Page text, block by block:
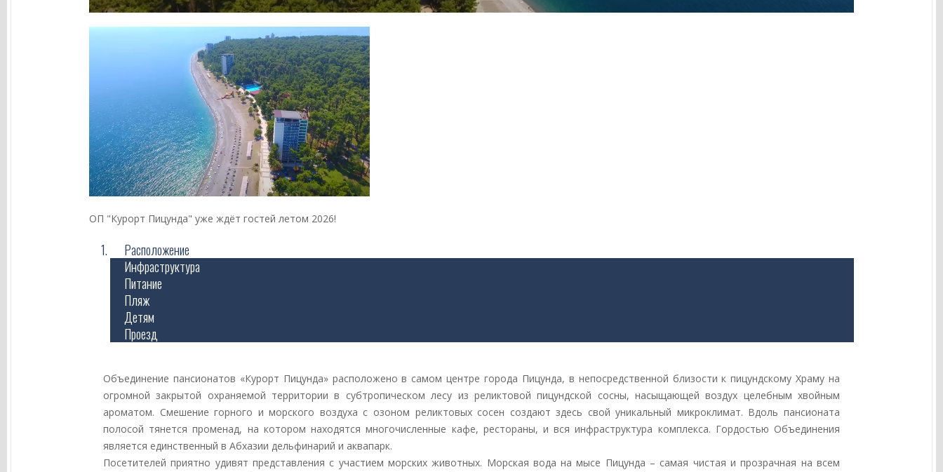
ОП "Курорт Пицунда" уже ждёт гостей летом 2026!
Расположение
Инфраструктура
Питание
Пляж
Детям
Проезд
Объединение пансионатов «Курорт Пицунда» расположено в самом центре города Пицунда, в непосредственной близости к пицундскому Храму на
огромной закрытой охраняемой территории в субтропическом лесу из реликтовой пицундской сосны, насыщающей воздух целебным хвойным
ароматом. Смешение горного и морского воздуха с озоном реликтовых сосен создают здесь свой уникальный микроклимат. Вдоль пансионата
полосой тянется променад, на котором находятся многочисленные кафе, рестораны, и вся инфраструктура комплекса. Гордостью Объединения
является единственный в Абхазии дельфинарий и аквапарк.
Посетителей приятно удивят представления с участием морских животных. Морская вода на мысе Пицунда – самая чистая и прозрачная на всем